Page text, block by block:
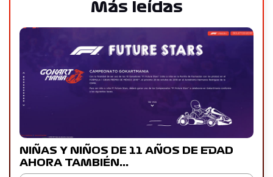
Más leídas
NIÑAS Y NIÑOS DE 11 AÑOS DE EDAD
AHORA TAMBIÉN…